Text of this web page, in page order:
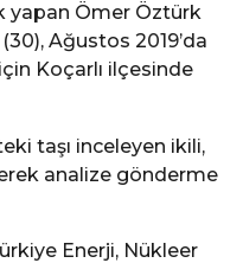
yapan Ömer Öztürk
Ağustos 2019’da
Koçarlı ilçesinde
taşı inceleyen ikili,
analize gönderme
Enerji, Nükleer